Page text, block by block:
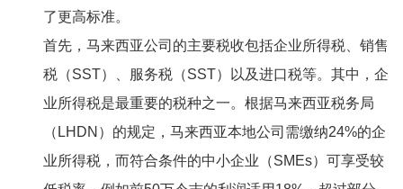
了更高标准。
首先，马来西亚公司的主要税收包括企业所得税、销售
税（SST）、服务税（SST）以及进口税等。其中，企
业所得税是最重要的税种之一。根据马来西亚税务局
（LHDN）的规定，马来西亚本地公司需缴纳24%的企
业所得税，而符合条件的中小企业（SMEs）可享受较